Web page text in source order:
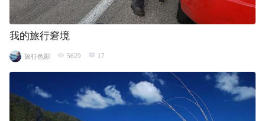
我的旅行窘境
旅行色影 5629 17